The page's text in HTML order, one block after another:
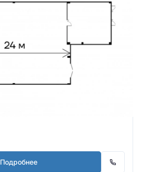
Подробнее